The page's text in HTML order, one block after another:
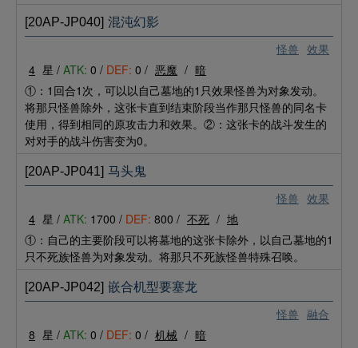
怪兽 效果
[20AP-JP040] 混沌幻影
4 星 / ATK: 0 / DEF: 0 / 恶魔 / 暗
①：1回合1次，可以以自己墓地的1只效果怪兽为对象发动。
将那只怪兽除外，这张卡直到结束阶段当作那只怪兽的同名卡
使用，得到相同的原攻击力和效果。②：这张卡的战斗发生的
对对手的战斗伤害变为0。
怪兽 效果
[20AP-JP041] 马头鬼
4 星 / ATK: 1700 / DEF: 800 / 不死 / 地
①：自己的主要阶段可以将墓地的这张卡除外，以自己墓地的1
只不死族怪兽为对象发动。将那只不死族怪兽特殊召唤。
怪兽 融合
[20AP-JP042] 嵌合机型要塞龙
8 星 / ATK: 0 / DEF: 0 / 机械 / 暗